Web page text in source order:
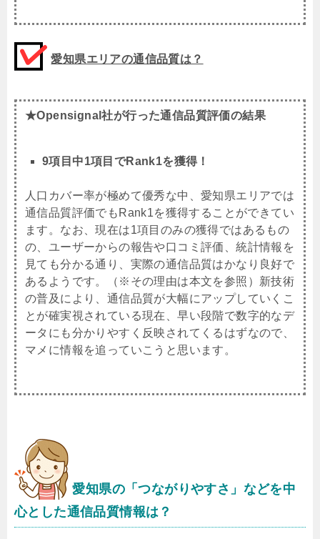
愛知県エリアの通信品質は？
★Opensignal社が行った通信品質評価の結果
9項目中1項目でRank1を獲得！
人口カバー率が極めて優秀な中、愛知県エリアでは
通信品質評価でもRank1を獲得することができてい
ます。なお、現在は1項目のみの獲得ではあるもの
の、ユーザーからの報告や口コミ評価、統計情報を
見ても分かる通り、実際の通信品質はかなり良好で
あるようです。（※その理由は本文を参照）新技術
の普及により、通信品質が大幅にアップしていくこ
とが確実視されている現在、早い段階で数字的なデ
ータにも分かりやすく反映されてくるはずなので、
マメに情報を追っていこうと思います。
愛知県の「つながりやすさ」などを中
心とした通信品質情報は？